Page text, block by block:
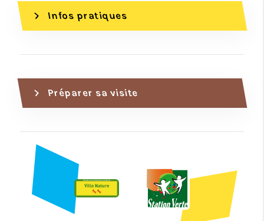
chevron_right Infos pratiques
chevron_right Préparer sa visite